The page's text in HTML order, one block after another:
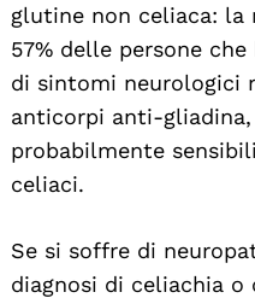
glutine non celiaca: la
57% delle persone
di sintomi neurologici
anticorpi anti-
probabilmente
celiaci.
Se si soffre di
diagnosi di celiachia